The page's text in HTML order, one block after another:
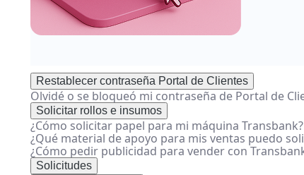
Restablecer contraseña Portal de Clientes
Olvidé o se bloqueó mi contraseña de Portal de
Solicitar rollos e insumos
¿Cómo solicitar papel para mi máquina Transbank?
¿Qué material de apoyo para mis ventas puedo
¿Cómo pedir publicidad para vender con
Solicitudes